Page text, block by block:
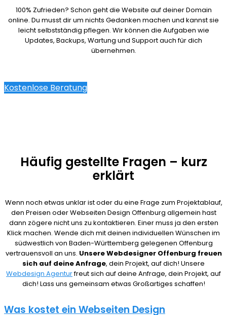
100% Zufrieden? Schon geht die Website auf deiner Domain
online. Du musst dir um nichts Gedanken machen und kannst sie
leicht selbstständig pflegen. Wir können die Aufgaben wie
Updates, Backups, Wartung und Support auch für dich
übernehmen.
Kostenlose Beratung
Häufig gestellte Fragen – kurz
erklärt
Wenn noch etwas unklar ist oder du eine Frage zum Projektablauf,
den Preisen oder Webseiten Design Offenburg allgemein hast
dann zögere nicht uns zu kontaktieren. Einer muss ja den ersten
Klick machen. Wende dich mit deinen individuellen Wünschen im
südwestlich von Baden-Württemberg gelegenen Offenburg
vertrauensvoll an uns. Unsere Webdesigner Offenburg freuen
sich auf deine Anfrage, dein Projekt, auf dich! Unsere
Webdesign Agenturfreut sich auf deine Anfrage, dein Projekt, auf
dich! Lass uns gemeinsam etwas Großartiges schaffen!
Was kostet ein Webseiten Design